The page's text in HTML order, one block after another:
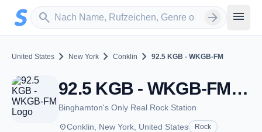
Zum Hauptinhalt springen
search
Sender suchen arrow_forward menu
United States chevron_right New York chevron_right Conklin chevron_right 92.5 KGB - WKGB-FM
92.5 KGB - WKGB-FM - FM 92.5 - Conklin, NY
Binghamton's Only Real Rock Station
placeConklin, New York, United States Rock